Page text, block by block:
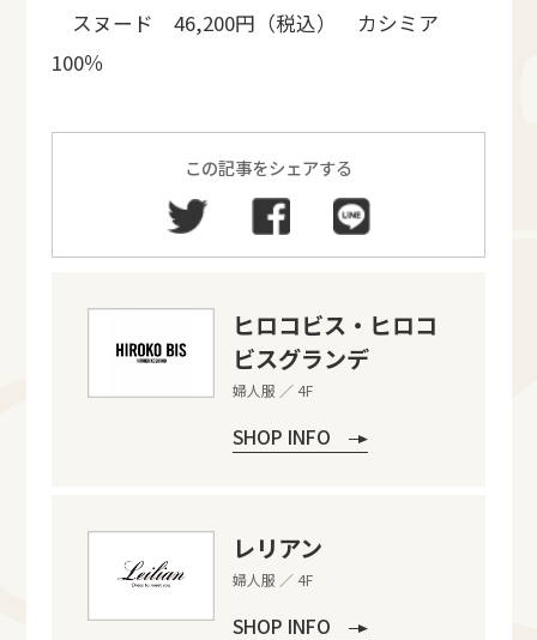
スヌード 46,200円（税込） カシミア
100％
この記事をシェアする
ヒロコビス・ヒロコ
ビスグランデ
婦人服 ／ 4F
SHOP INFO
レリアン
婦人服 ／ 4F
SHOP INFO